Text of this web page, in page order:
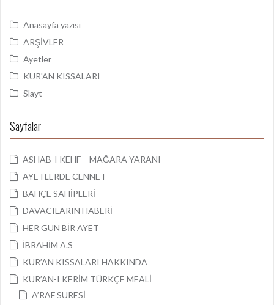
Anasayfa yazısı
ARŞİVLER
Ayetler
KUR'AN KISSALARI
Slayt
Sayfalar
ASHAB-I KEHF – MAĞARA YARANI
AYETLERDE CENNET
BAHÇE SAHİPLERİ
DAVACILARIN HABERİ
HER GÜN BİR AYET
İBRAHİM A.S
KUR’AN KISSALARI HAKKINDA
KUR’AN-I KERİM TÜRKÇE MEALİ
A’RAF SURESİ